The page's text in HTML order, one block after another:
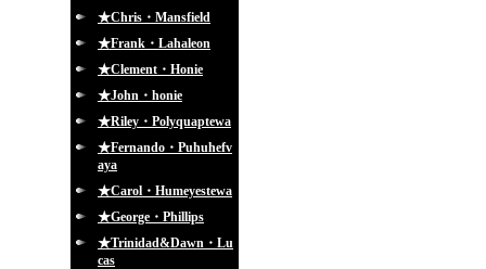
★Chris・Mansfield
★Frank・Lahaleon
★Clement・Honie
★John・honie
★Riley・Polyquaptewa
★Fernando・Puhuhefv
aya
★Carol・Humeyestewa
★George・Phillips
★Trinidad&Dawn・Lu
cas